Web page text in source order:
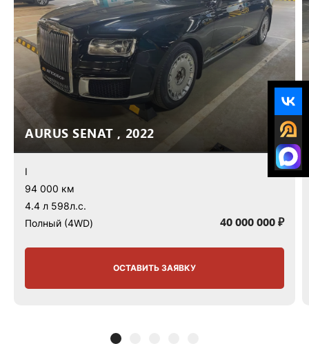
AURUS SENAT , 2022
I
94 000 км
4.4 л 598л.с.
Полный (4WD)
40 000 000 ₽
ОСТАВИТЬ ЗАЯВКУ